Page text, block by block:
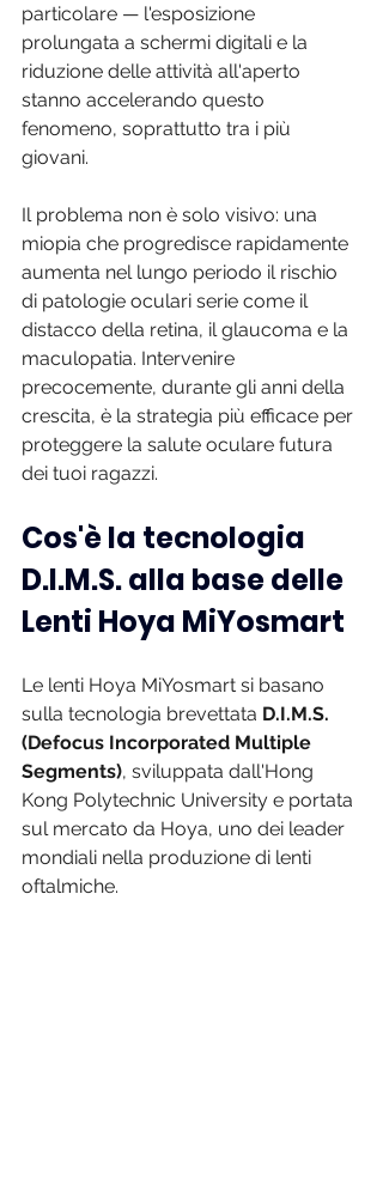
particolare — l'esposizione
prolungata a schermi digitali e la
riduzione delle attività all'aperto
stanno accelerando questo
fenomeno, soprattutto tra i più
giovani.
Il problema non è solo visivo: una
miopia che progredisce rapidamente
aumenta nel lungo periodo il rischio
di patologie oculari serie come il
distacco della retina, il glaucoma e la
maculopatia. Intervenire
precocemente, durante gli anni della
crescita, è la strategia più efficace per
proteggere la salute oculare futura
dei tuoi ragazzi.
Cos'è la tecnologia
D.I.M.S. alla base delle
Lenti Hoya MiYosmart
Le lenti Hoya MiYosmart si basano
sulla tecnologia brevettata D.I.M.S.
(Defocus Incorporated Multiple
Segments), sviluppata dall'Hong
Kong Polytechnic University e portata
sul mercato da Hoya, uno dei leader
mondiali nella produzione di lenti
oftalmiche.